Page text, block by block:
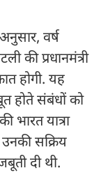
वर्ष
की प्रधानमंत्री
होगी. यह
होते संबंधों को
भारत यात्रा
सक्रिय
दी थी.